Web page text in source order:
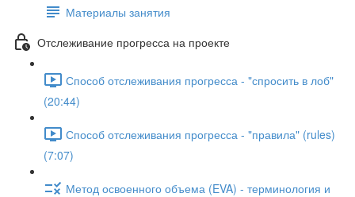
Материалы занятия
Отслеживание прогресса на проекте
Способ отслеживания прогресса - "спросить в лоб"
(20:44)
Способ отслеживания прогресса - "правила" (rules)
(7:07)
Метод освоенного объема (EVA) - терминология и